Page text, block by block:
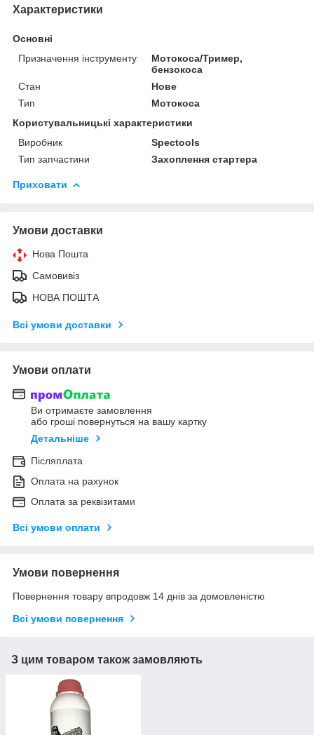
Характеристики
Основні
Призначення інструменту
Мотокоса/Тример,
бензокоса
Стан
Нове
Тип
Мотокоса
Користувальницькі характеристики
Виробник
Spectools
Тип запчастини
Захоплення стартера
Приховати
Умови доставки
Нова Пошта
Самовивіз
НОВА ПОШТА
Всі умови доставки
Умови оплати
Ви отримаєте замовлення
або гроші повернуться на вашу картку
Детальніше
Післяплата
Оплата на рахунок
Оплата за реквізитами
Всі умови оплати
Умови повернення
Повернення товару впродовж 14 днів за домовленістю
Всі умови повернення
З цим товаром також замовляють